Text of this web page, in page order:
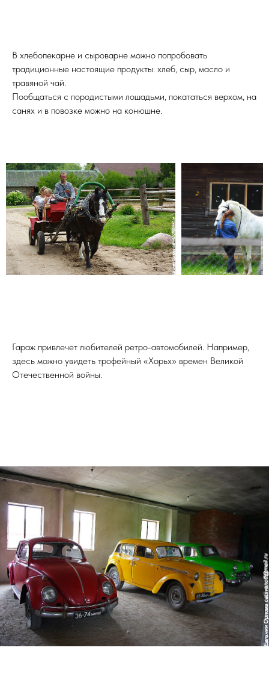
В хлебопекарне и сыроварне можно попробовать
традиционные настоящие продукты: хлеб, сыр, масло и
травяной чай.
Пообщаться с породистыми лошадьми, покататься верхом, на
санях и в повозке можно на конюшне.
Гараж привлечет любителей ретро-автомобилей. Например,
здесь можно увидеть трофейный «Хорьх» времен Великой
Отечественной войны.